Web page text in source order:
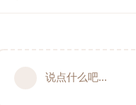
说点什么吧...